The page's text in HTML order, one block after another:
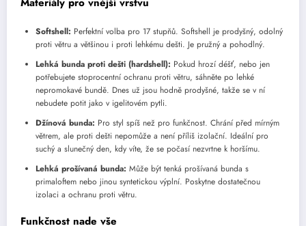
Softshell: Perfektní volba pro 17 stupňů. Softshell je prodyšný, odolný
proti větru a většinou i proti lehkému dešti. Je pružný a pohodlný.
Lehká bunda proti dešti (hardshell): Pokud hrozí déšť, nebo jen
potřebujete stoprocentní ochranu proti větru, sáhněte po lehké
nepromokavé bundě. Dnes už jsou hodně prodyšné, takže se v ní
nebudete potit jako v igelitovém pytli.
Džínová bunda: Pro styl spíš než pro funkčnost. Chrání před mírným
větrem, ale proti dešti nepomůže a není příliš izolační. Ideální pro
suchý a slunečný den, kdy víte, že se počasí nezvrtne k horšímu.
Lehká prošívaná bunda: Může být tenká prošívaná bunda s
primaloftem nebo jinou syntetickou výplní. Poskytne dostatečnou
izolaci a ochranu proti větru.
Funkčnost nade vše